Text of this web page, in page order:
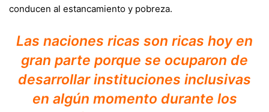
conducen al estancamiento y pobreza.
Las naciones ricas son ricas hoy en
gran parte porque se ocuparon de
desarrollar instituciones inclusivas
en algún momento durante los